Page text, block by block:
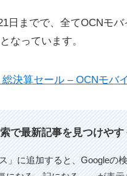
日までで、全てOCNモバ
なっています。
決算セール – OCNモバ
で最新記事を見つけやす
」に追加すると、Googleの